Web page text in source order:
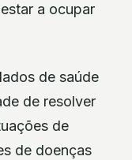
a ocupar
de saúde
de resolver
de
de doenças